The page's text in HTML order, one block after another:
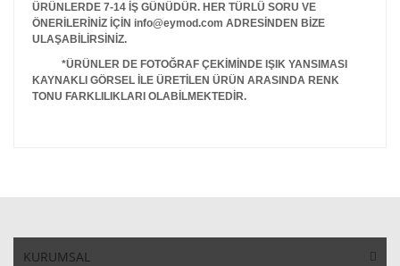
ÜRÜNLERDE 7-14 İŞ GÜNÜDÜR. HER TÜRLÜ SORU VE
ÖNERİLERİNİZ İÇİN info@eymod.com ADRESİNDEN BİZE
ULAŞABİLİRSİNİZ.
*ÜRÜNLER DE FOTOĞRAF ÇEKİMİNDE IŞIK YANSIMASI
KAYNAKLI GÖRSEL İLE ÜRETİLEN ÜRÜN ARASINDA RENK
TONU FARKLILIKLARI OLABİLMEKTEDİR.
KURUMSAL